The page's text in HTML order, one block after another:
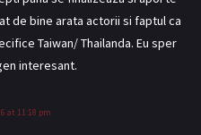
de bine arata actorii si faptul ca
Taiwan/ Thailanda. Eu sper
interesant.
at 11:18 pm